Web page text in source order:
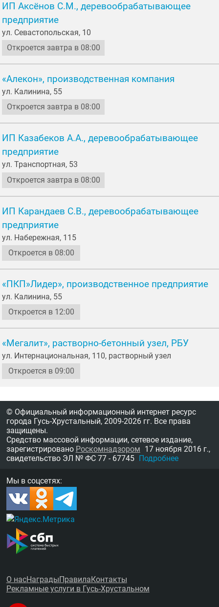
ИП Аксёнов С.М., деревообрабатывающее
предприятие
ул. Севастопольская, 10
Откроется завтра в 08:00
«Алекон», производственная компания
ул. Калинина, 55
Откроется завтра в 08:00
ИП Казабеков А.А., деревообрабатывающее
предприятие
ул. Транспортная, 53
Откроется завтра в 08:00
ИП Карандаев С.В., деревообрабатывающее
предприятие
ул. Набережная, 115
Откроется в 08:00
«ПКП»Лидер», производственное предприятие
ул. Калинина, 55
Откроется в 12:00
«Мегалит», растворно-бетонный узел, РБУ
ул. Интернациональная, 110, растворный узел
Откроется в 09:00
© Официальный информационный интернет ресурс
города Гусь-Хрустальный, 2009-2026 гг. Все права
защищены.
Средство массовой информации, сетевое издание,
зарегистрировано Роскомнадзором 17 ноября 2016 г.,
свидетельство ЭЛ № ФС 77 - 67745 Подробнее
Мы в соцсетях:
О насНаграды Правила Контакты
Рекламные услуги в Гусь-Хрустальном